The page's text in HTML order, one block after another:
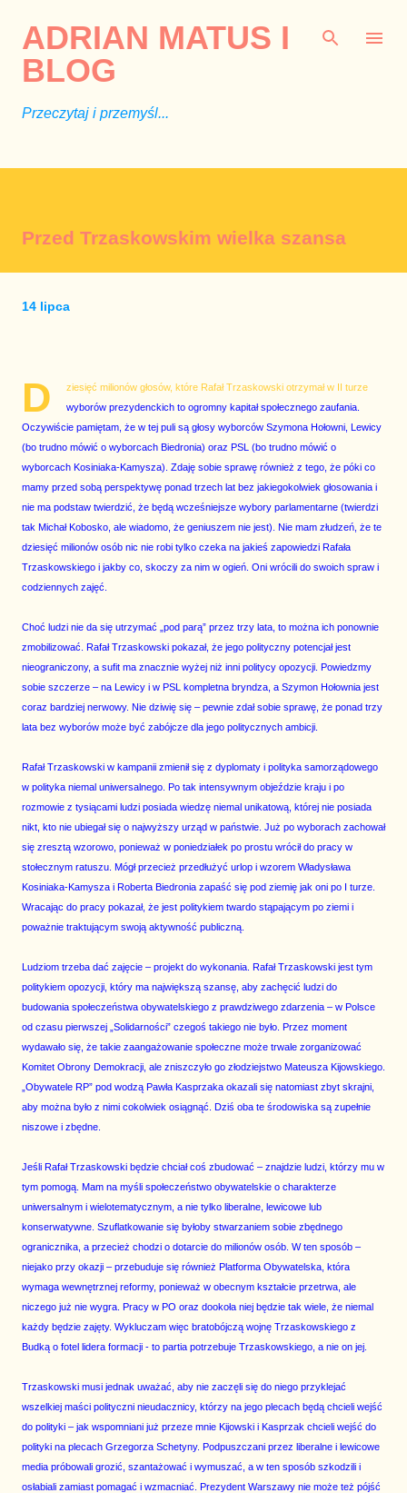
ADRIAN MATUS I
BLOG
Przeczytaj i przemyśl...
Przed Trzaskowskim wielka szansa
14 lipca
D
ziesięć milionów głosów, które Rafał Trzaskowski otrzymał w II turze
wyborów prezydenckich to ogromny kapitał społecznego zaufania.
Oczywiście pamiętam, że w tej puli są głosy wyborców Szymona Hołowni, Lewicy
(bo trudno mówić o wyborcach Biedronia) oraz PSL (bo trudno mówić o
wyborcach Kosiniaka-Kamysza). Zdaję sobie sprawę również z tego, że póki co
mamy przed sobą perspektywę ponad trzech lat bez jakiegokolwiek głosowania i
nie ma podstaw twierdzić, że będą wcześniejsze wybory parlamentarne (twierdzi
tak Michał Kobosko, ale wiadomo, że geniuszem nie jest). Nie mam złudzeń, że te
dziesięć milionów osób nic nie robi tylko czeka na jakieś zapowiedzi Rafała
Trzaskowskiego i jakby co, skoczy za nim w ogień. Oni wrócili do swoich spraw i
codziennych zajęć.
Choć ludzi nie da się utrzymać „pod parą” przez trzy lata, to można ich ponownie
zmobilizować. Rafał Trzaskowski pokazał, że jego polityczny potencjał jest
nieograniczony, a sufit ma znacznie wyżej niż inni politycy opozycji. Powiedzmy
sobie szczerze – na Lewicy i w PSL kompletna bryndza, a Szymon Hołownia jest
coraz bardziej nerwowy. Nie dziwię się – pewnie zdał sobie sprawę, że ponad trzy
lata bez wyborów może być zabójcze dla jego politycznych ambicji.
Rafał Trzaskowski w kampanii zmienił się z dyplomaty i polityka samorządowego
w polityka niemal uniwersalnego. Po tak intensywnym objeździe kraju i po
rozmowie z tysiącami ludzi posiada wiedzę niemal unikatową, której nie posiada
nikt, kto nie ubiegał się o najwyższy urząd w państwie. Już po wyborach zachował
się zresztą wzorowo, ponieważ w poniedziałek po prostu wrócił do pracy w
stołecznym ratuszu. Mógł przecież przedłużyć urlop i wzorem Władysława
Kosiniaka-Kamysza i Roberta Biedronia zapaść się pod ziemię jak oni po I turze.
Wracając do pracy pokazał, że jest politykiem twardo stąpającym po ziemi i
poważnie traktującym swoją aktywność publiczną.
Ludziom trzeba dać zajęcie – projekt do wykonania. Rafał Trzaskowski jest tym
politykiem opozycji, który ma największą szansę, aby zachęcić ludzi do
budowania społeczeństwa obywatelskiego z prawdziwego zdarzenia – w Polsce
od czasu pierwszej „Solidarności” czegoś takiego nie było. Przez moment
wydawało się, że takie zaangażowanie społeczne może trwale zorganizować
Komitet Obrony Demokracji, ale zniszczyło go złodziejstwo Mateusza Kijowskiego.
„Obywatele RP” pod wodzą Pawła Kasprzaka okazali się natomiast zbyt skrajni,
aby można było z nimi cokolwiek osiągnąć. Dziś oba te środowiska są zupełnie
niszowe i zbędne.
Jeśli Rafał Trzaskowski będzie chciał coś zbudować – znajdzie ludzi, którzy mu w
tym pomogą. Mam na myśli społeczeństwo obywatelskie o charakterze
uniwersalnym i wielotematycznym, a nie tylko liberalne, lewicowe lub
konserwatywne. Szuflatkowanie się byłoby stwarzaniem sobie zbędnego
ogranicznika, a przecież chodzi o dotarcie do milionów osób. W ten sposób –
niejako przy okazji – przebuduje się również Platforma Obywatelska, która
wymaga wewnętrznej reformy, ponieważ w obecnym kształcie przetrwa, ale
niczego już nie wygra. Pracy w PO oraz dookoła niej będzie tak wiele, że niemal
każdy będzie zajęty. Wykluczam więc bratobójczą wojnę Trzaskowskiego z
Budką o fotel lidera formacji - to partia potrzebuje Trzaskowskiego, a nie on jej.
Trzaskowski musi jednak uważać, aby nie zaczęli się do niego przyklejać
wszelkiej maści polityczni nieudacznicy, którzy na jego plecach będą chcieli wejść
do polityki – jak wspomniani już przeze mnie Kijowski i Kasprzak chcieli wejść do
polityki na plecach Grzegorza Schetyny. Podpuszczani przez liberalne i lewicowe
media próbowali grozić, szantażować i wymuszać, a w ten sposób szkodzili i
osłabiali zamiast pomagać i wzmacniać. Prezydent Warszawy nie może też pójść